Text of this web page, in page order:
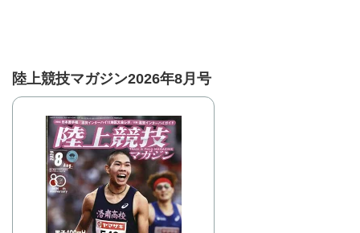
陸上競技マガジン2026年8月号